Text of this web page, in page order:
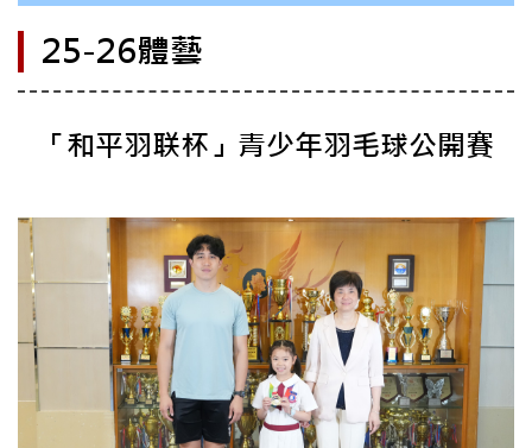
25-26體藝
「和平羽联杯」青少年羽毛球公開賽